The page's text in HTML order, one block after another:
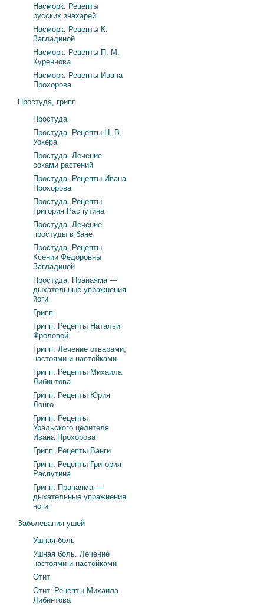
Насморк. Рецепты
русских знахарей
Насморк. Рецепты К.
Загладиной
Насморк. Рецепты П. М.
Куреннова
Насморк. Рецепты Ивана
Прохорова
Простуда, грипп
Простуда
Простуда. Рецепты Н. В.
Уокера
Простуда. Лечение
соками растений
Простуда. Рецепты Ивана
Прохорова
Простуда. Рецепты
Григория Распутина
Простуда. Лечение
простуды в бане
Простуда. Рецепты
Ксении Федоровны
Загладиной
Простуда. Пранаяма —
дыхательные упражнения
йоги
Грипп
Грипп. Рецепты Натальи
Фроловой
Грипп. Лечение отварами,
настоями и настойками
Грипп. Рецепты Михаила
Либинтова
Грипп. Рецепты Юрия
Лонго
Грипп. Рецепты
Уральского целителя
Ивана Прохорова
Грипп. Рецепты Ванги
Грипп. Рецепты Григория
Распутина
Грипп. Пранаяма —
дыхательные упражнения
ноги
Заболевания ушей
Ушная боль
Ушная боль. Лечение
настоями и настойками
Отит
Отит. Рецепты Михаила
Либинтова